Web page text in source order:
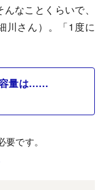
なことくらいで、
川さん）。「1度に
容量は……
です。